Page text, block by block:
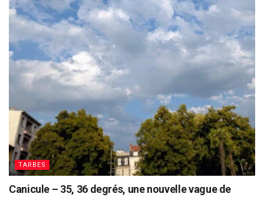
TARBES
Canicule – 35, 36 degrés, une nouvelle vague de